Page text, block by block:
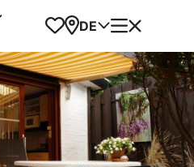
Favoriten
Karte
DE Menü